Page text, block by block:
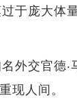
于庞大体
外交官德
人间。